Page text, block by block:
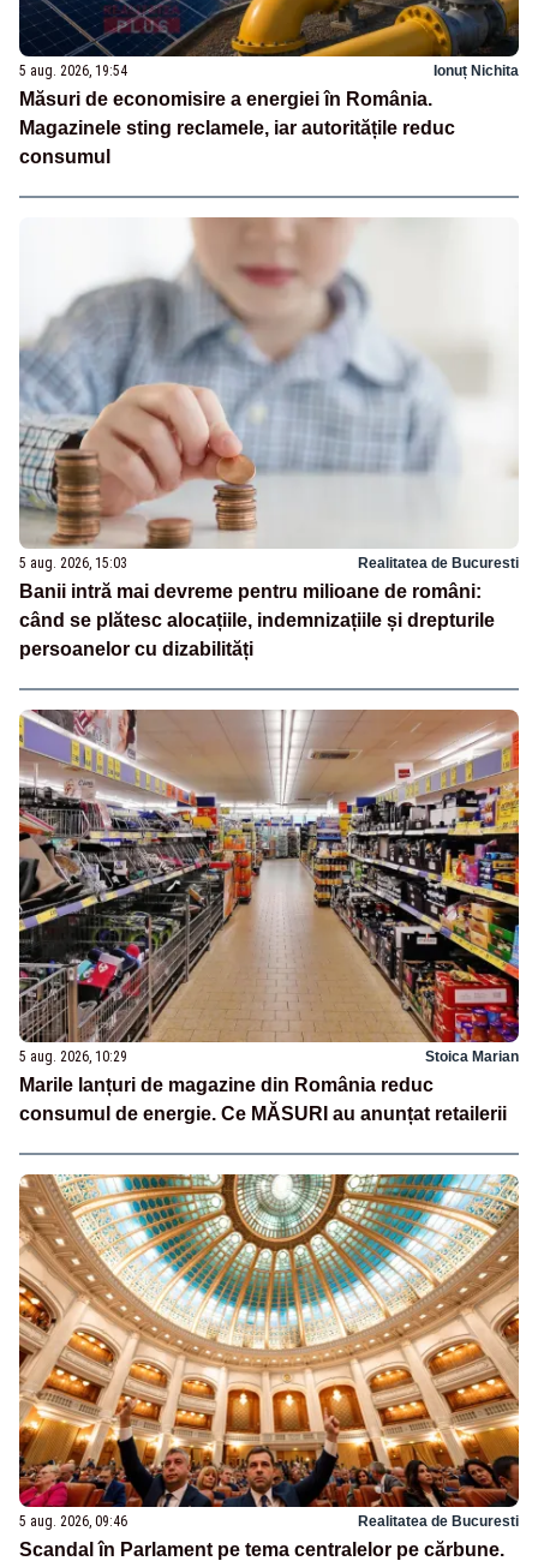
5 aug. 2026, 19:54 Ionuț Nichita
Măsuri de economisire a energiei în România.
Magazinele sting reclamele, iar autoritățile reduc
consumul
5 aug. 2026, 15:03 Realitatea de Bucuresti
Banii intră mai devreme pentru milioane de români:
când se plătesc alocațiile, indemnizațiile și drepturile
persoanelor cu dizabilități
5 aug. 2026, 10:29 Stoica Marian
Marile lanțuri de magazine din România reduc
consumul de energie. Ce MĂSURI au anunțat retailerii
5 aug. 2026, 09:46 Realitatea de Bucuresti
Scandal în Parlament pe tema centralelor pe cărbune.